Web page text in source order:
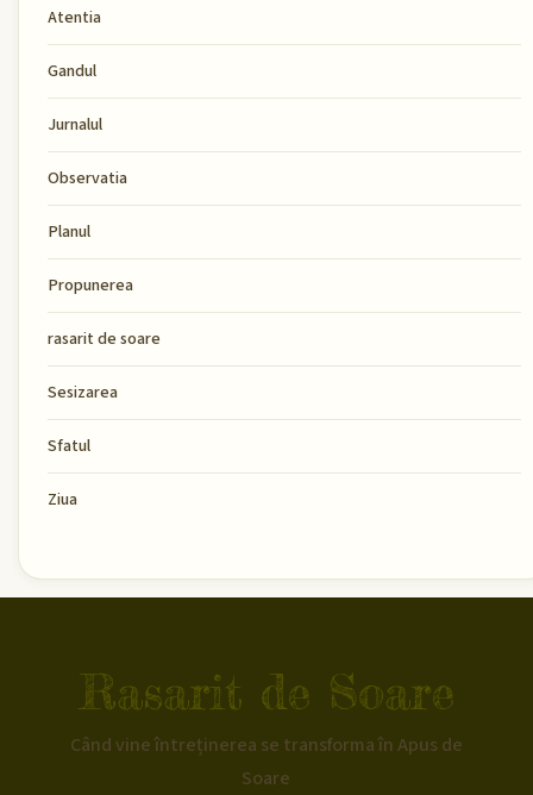
Atentia
Gandul
Jurnalul
Observatia
Planul
Propunerea
rasarit de soare
Sesizarea
Sfatul
Ziua
Rasarit de Soare
Când vine întreținerea se transforma în Apus de
Soare